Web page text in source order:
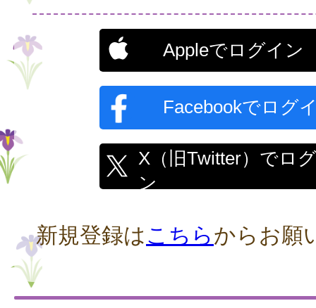
Appleでログイン
Facebookでログ
X（旧Twitter）でロ
ン
新規登録はこちらからお願